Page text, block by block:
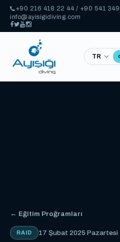
+90 216 418 22 44 / +90 541
info@ayisigidiving.com
← Eğitim Proğramları
RAID 17 Şubat 2025 Pazartesi